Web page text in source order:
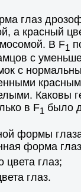
глаз
а красный
В F1
с
с
Каковы
в F1 было
формы
форма
цвета глаз;
глаз.